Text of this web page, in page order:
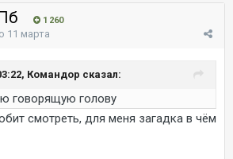
1 260
11 марта
Командор сказал:
говорящую голову
смотреть, для меня загадка в чём